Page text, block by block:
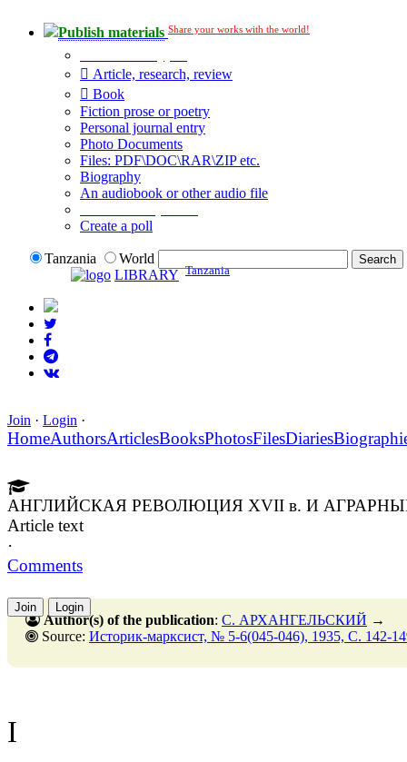
Publish materials Share your works with the world!
Article, research, review
Book
Fiction prose or poetry
Personal journal entry
Photo Documents
Files: PDF\DOC\RAR\ZIP etc.
Biography
An audiobook or other audio file
Create a poll
Tanzania
World
LIBRARY Tanzania
Join · Login ·
HomeAuthorsArticlesBooksPhotosFilesDiaries
АНГЛИЙСКАЯ РЕВОЛЮЦИЯ XVII в. И
Article text
·
Comments
Join Login
Author(s) of the publication: С. АРХАНГЕЛЬСКИЙ →
Source: Историк-марксист, № 5-6(045-046), 1935, C. 142-
I